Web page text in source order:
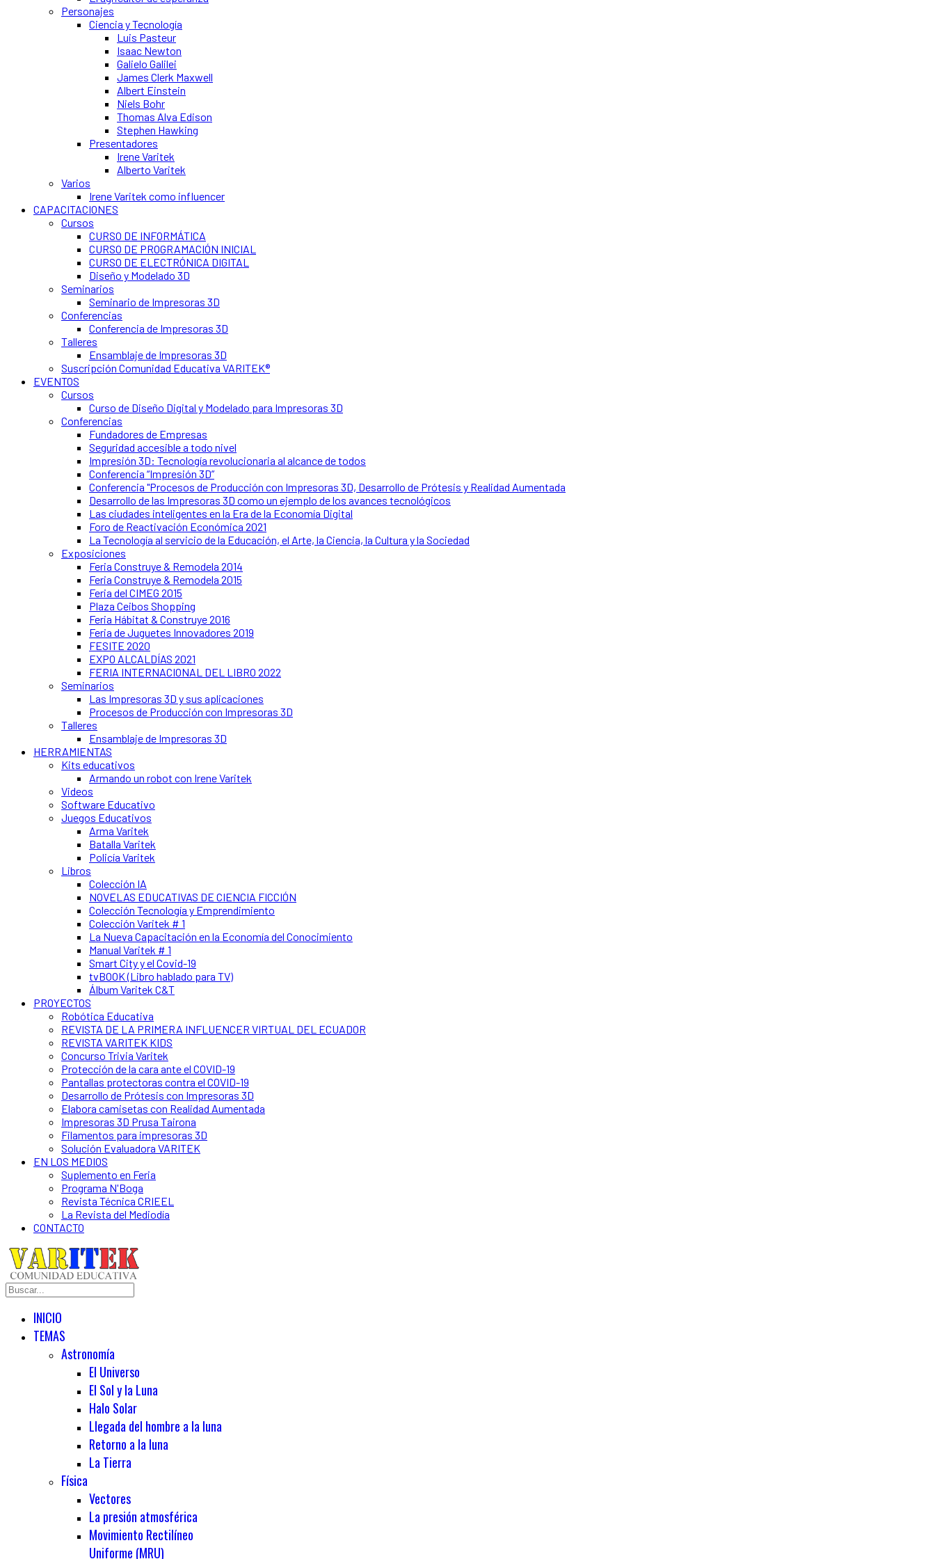
Personajes
Ciencia y Tecnología
Luis Pasteur
Isaac Newton
Galielo Galilei
James Clerk Maxwell
Albert Einstein
Niels Bohr
Thomas Alva Edison
Stephen Hawking
Presentadores
Irene Varitek
Alberto Varitek
Varios
Irene Varitek como influencer
CAPACITACIONES
Cursos
CURSO DE INFORMÁTICA
CURSO DE PROGRAMACIÓN INICIAL
CURSO DE ELECTRÓNICA DIGITAL
Diseño y Modelado 3D
Seminarios
Seminario de Impresoras 3D
Conferencias
Conferencia de Impresoras 3D
Talleres
Ensamblaje de Impresoras 3D
Suscripción Comunidad Educativa VARITEK®
EVENTOS
Cursos
Curso de Diseño Digital y Modelado para Impresoras 3D
Conferencias
Fundadores de Empresas
Seguridad accesible a todo nivel
Impresión 3D: Tecnología revolucionaria al alcance de todos
Conferencia “Impresión 3D”
Conferencia "Procesos de Producción con Impresoras 3D, Desarrollo de Prótesis y Realidad Aumentada
Desarrollo de las Impresoras 3D como un ejemplo de los avances tecnológicos
Las ciudades inteligentes en la Era de la Economía Digital
Foro de Reactivación Económica 2021
La Tecnología al servicio de la Educación, el Arte, la Ciencia, la Cultura y la Sociedad
Exposiciones
Feria Construye & Remodela 2014
Feria Construye & Remodela 2015
Feria del CIMEG 2015
Plaza Ceibos Shopping
Feria Hábitat & Construye 2016
Feria de Juguetes Innovadores 2019
FESITE 2020
EXPO ALCALDÍAS 2021
FERIA INTERNACIONAL DEL LIBRO 2022
Seminarios
Las Impresoras 3D y sus aplicaciones
Procesos de Producción con Impresoras 3D
Talleres
Ensamblaje de Impresoras 3D
HERRAMIENTAS
Kits educativos
Armando un robot con Irene Varitek
Videos
Software Educativo
Juegos Educativos
Arma Varitek
Batalla Varitek
Policía Varitek
Libros
Colección IA
NOVELAS EDUCATIVAS DE CIENCIA FICCIÓN
Colección Tecnología y Emprendimiento
Colección Varitek # 1
La Nueva Capacitación en la Economía del Conocimiento
Manual Varitek # 1
Smart City y el Covid-19
tvBOOK (Libro hablado para TV)
Álbum Varitek C&T
PROYECTOS
Robótica Educativa
REVISTA DE LA PRIMERA INFLUENCER VIRTUAL DEL ECUADOR
REVISTA VARITEK KIDS
Concurso Trivia Varitek
Protección de la cara ante el COVID-19
Pantallas protectoras contra el COVID-19
Desarrollo de Prótesis con Impresoras 3D
Elabora camisetas con Realidad Aumentada
Impresoras 3D Prusa Tairona
Filamentos para impresoras 3D
Solución Evaluadora VARITEK
EN LOS MEDIOS
Suplemento en Feria
Programa N'Boga
Revista Técnica CRIEEL
La Revista del Mediodía
CONTACTO
INICIO
TEMAS
Astronomía
El Universo
El Sol y la Luna
Halo Solar
Llegada del hombre a la luna
Retorno a la luna
La Tierra
Física
Vectores
La presión atmosférica
Movimiento Rectilíneo
Uniforme (MRU)